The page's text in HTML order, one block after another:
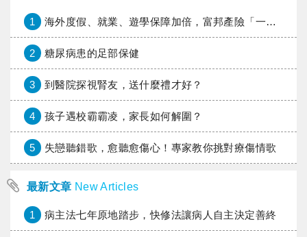
1 海外度假、就業、遊學保障加倍，富邦產險「一期逐夢」專案加碼遠距醫療與緊急救援
2 糖尿病患的足部保健
3 到醫院探視腎友，送什麼禮才好？
4 孩子遇校霸霸凌，家長如何解圍？
5 失戀聽錯歌，愈聽愈傷心！專家教你挑對療傷情歌
最新文章 New Articles
1 病主法七年原地踏步，快修法讓病人自主決定善終